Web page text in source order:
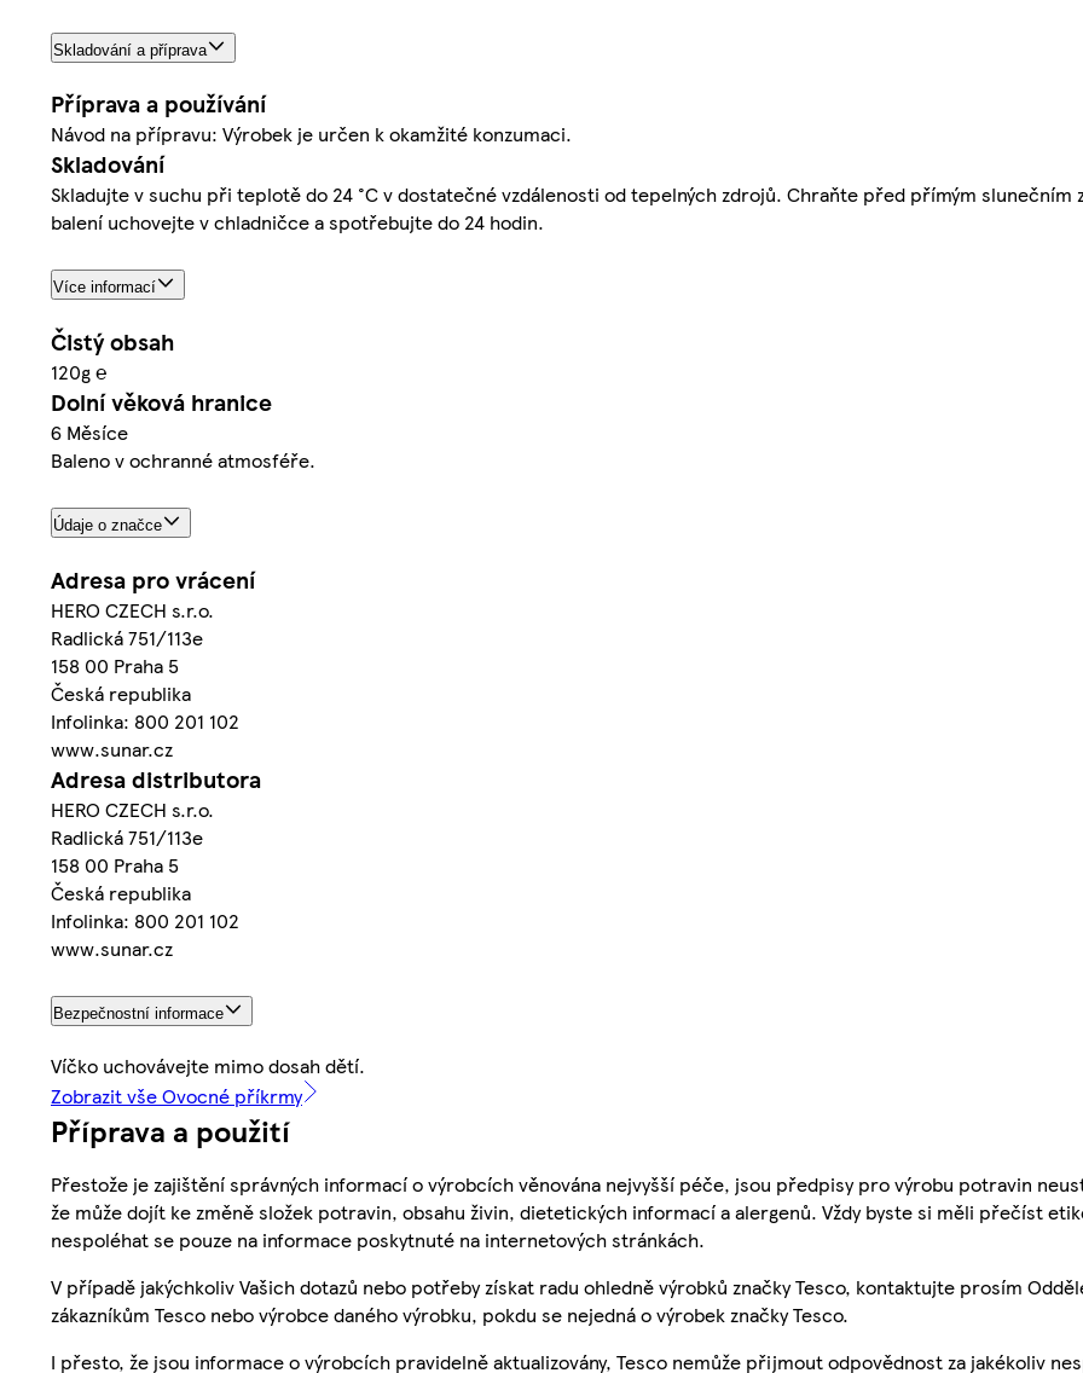
Skladování a příprava
Příprava a používání
Návod na přípravu: Výrobek je určen k okamžité konzumaci.
Skladování
Skladujte v suchu při teplotě do 24 °C v dostatečné vzdálenosti od tepelných zdrojů. Chraňte před přímým slunečním
balení uchovejte v chladničce a spotřebujte do 24 hodin.
Více informací
Čistý obsah
120g ℮
Dolní věková hranice
6 Měsíce
Baleno v ochranné atmosféře.
Údaje o značce
Adresa pro vrácení
HERO CZECH s.r.o.
Radlická 751/113e
158 00 Praha 5
Česká republika
Infolinka: 800 201 102
www.sunar.cz
Adresa distributora
HERO CZECH s.r.o.
Radlická 751/113e
158 00 Praha 5
Česká republika
Infolinka: 800 201 102
www.sunar.cz
Bezpečnostní informace
Víčko uchovávejte mimo dosah dětí.
Zobrazit vše Ovocné příkrmy
Příprava a použití
Přestože je zajištění správných informací o výrobcích věnována nejvyšší péče, jsou předpisy pro výrobu potravin
že může dojít ke změně složek potravin, obsahu živin, dietetických informací a alergenů. Vždy byste si měli přečíst
nespoléhat se pouze na informace poskytnuté na internetových stránkách.
V případě jakýchkoliv Vašich dotazů nebo potřeby získat radu ohledně výrobků značky Tesco, kontaktujte prosím
zákazníkům Tesco nebo výrobce daného výrobku, pokdu se nejedná o výrobek značky Tesco.
I přesto, že jsou informace o výrobcích pravidelně aktualizovány, Tesco nemůže přijmout odpovědnost za jakékoliv